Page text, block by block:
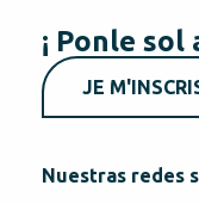
¡ Ponle
JE
Nuestras redes